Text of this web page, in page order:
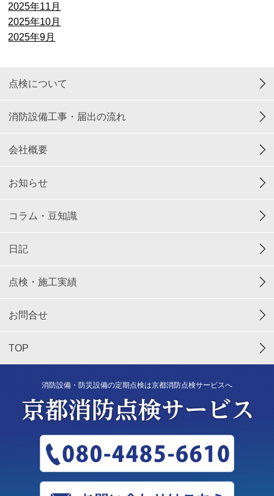
2025年11月
2025年10月
2025年9月
点検について
消防設備工事・届出の流れ
会社概要
お知らせ
コラム・豆知識
日記
点検・施工実績
お問合せ
TOP
消防設備・防災設備の定期点検は京都消防点検サービスへ